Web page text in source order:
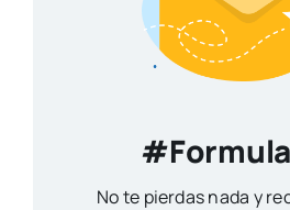
No te pierdas nada y